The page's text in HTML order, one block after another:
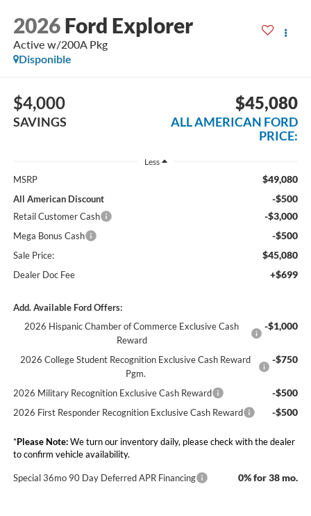
2026 Ford Explorer
Active w/200A Pkg
Disponible
$4,000
SAVINGS
$45,080
ALL AMERICAN FORD
PRICE:
Less
MSRP $49,080
All American Discount -$500
Retail Customer Cash -$3,000
Mega Bonus Cash -$500
Sale Price: $45,080
Dealer Doc Fee +$699
Add. Available Ford Offers:
2026 Hispanic Chamber of Commerce Exclusive Cash
Reward
-$1,000
2026 College Student Recognition Exclusive Cash Reward
Pgm.
-$750
2026 Military Recognition Exclusive Cash Reward -$500
2026 First Responder Recognition Exclusive Cash Reward -$500
*Please Note:We turn our inventory daily, please check with the dealer
to confirm vehicle availability.
Special 36mo 90 Day Deferred APR Financing 0% for 38 mo.